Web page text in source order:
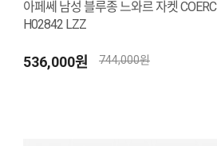
아페쎄 남성 블루종 느와르 자켓 COERC
H02842 LZZ
536,000원 744,000원